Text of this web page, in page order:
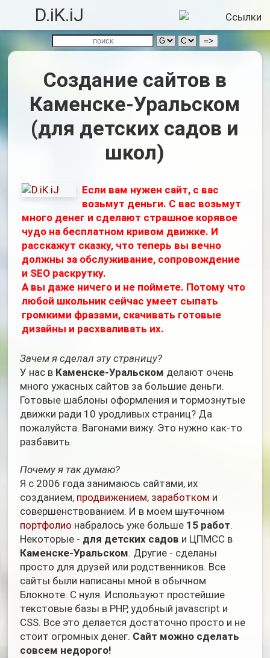
D.iK.iJ
Создание сайтов в
Каменске-Уральском
(для детских садов и
школ)
Если вам нужен сайт, с вас
возьмут деньги. С вас возьмут
много денег и сделают страшное корявое
чудо на бесплатном кривом движке. И
расскажут сказку, что теперь вы вечно
должны за обслуживание, сопровождение
и SEO раскрутку.
А вы даже ничего и не поймете. Потому что
любой школьник сейчас умеет сыпать
громкими фразами, скачивать готовые
дизайны и расхваливать их.
Зачем я сделал эту страницу?
У нас в Каменске-Уральском делают очень
много ужасных сайтов за большие деньги.
Готовые шаблоны оформления и тормознутые
движки ради 10 уродливых страниц? Да
пожалуйста. Вагонами вижу. Это нужно как-то
разбавить.
Почему я так думаю?
Я с 2006 года занимаюсь сайтами, их
созданием, продвижением, заработком и
совершенствованием. И в моемшуточном
портфолио набралось уже больше 15 работ.
Некоторые - для детских садов и ЦПМСС в
Каменске-Уральском. Другие - сделаны
просто для друзей или родственников. Все
сайты были написаны мной в обычном
Блокноте. С нуля. Используют простейшие
текстовые базы в PHP, удобный javascript и
CSS. Все это делается достаточно просто и не
стоит огромных денег. Сайт можно сделать
совсем недорого!